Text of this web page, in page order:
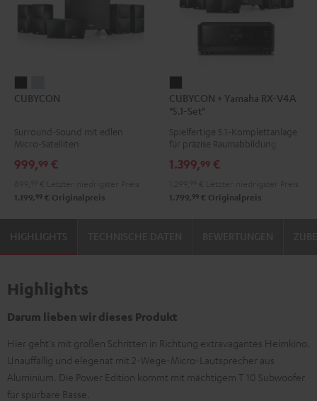
Schwarz
Silber
CUBYCON
Surround-Sound mit edlen
Micro-Satelliten
999,99 €
1.199, 99 € Originalpreis
+
Yamaha
RX-
V4A
"5.1-
Schwarz
CUBYCON + Yamaha RX-V4A
"5.1-Set"
Spielfertige 5.1‑Komplettanlage
für präzise Raumabbildung
1.399,99 €
1.799, 99 € Originalpreis
HIGHLIGHTS
Highlights
Darum lieben wir dieses Produkt
Hier geht's mit großen Schritten in Richtung extravagantes Heimkino.
Unauffällig und elegenat mit 2-Wege-Micro-Lautsprecher aus
Aluminium. Die Power Edition kommt mit mächtigem T 10 Subwoofer
für spürbare Bässe.